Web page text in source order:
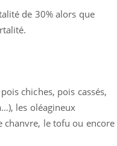
de 30% alors que
chiches, pois cassés,
les oléagineux
chanvre, le tofu ou encore